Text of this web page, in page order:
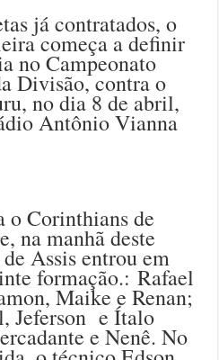
já contratados, o
começa a definir
no Campeonato
Divisão, contra o
no dia 8 de abril,
Antônio Vianna
o Corinthians de
na manhã deste
Assis entrou em
formação.: Rafael
Maike e Renan;
Jeferson e Ítalo
e Nenê. No